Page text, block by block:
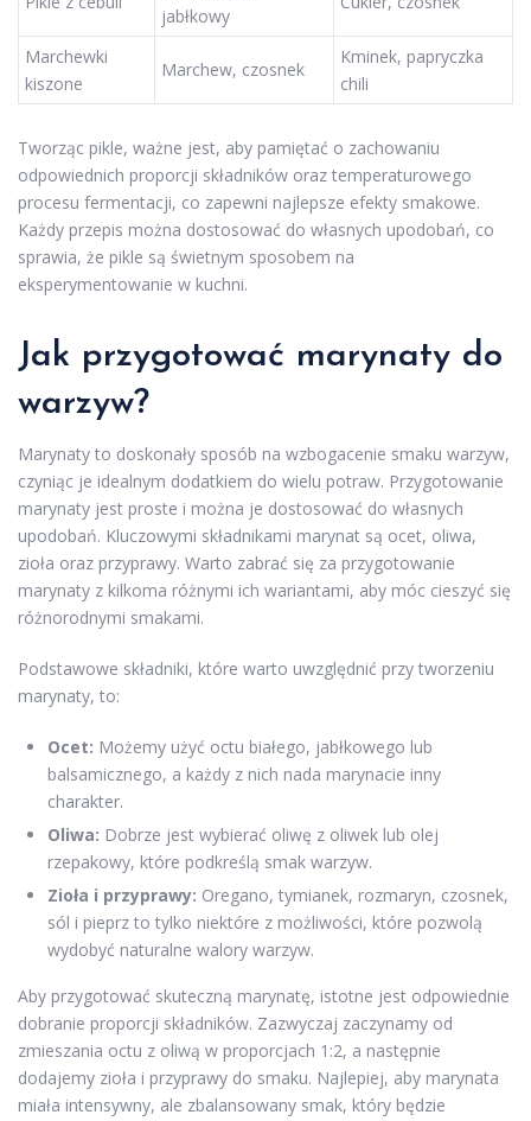
jabłkowy
Marchewki
kiszone
Marchew, czosnek
Kminek, papryczka
chili
Tworząc pikle, ważne jest, aby pamiętać o zachowaniu
odpowiednich proporcji składników oraz temperaturowego
procesu fermentacji, co zapewni najlepsze efekty smakowe.
Każdy przepis można dostosować do własnych upodobań, co
sprawia, że pikle są świetnym sposobem na
eksperymentowanie w kuchni.
Jak przygotować marynaty do
warzyw?
Marynaty to doskonały sposób na wzbogacenie smaku warzyw,
czyniąc je idealnym dodatkiem do wielu potraw. Przygotowanie
marynaty jest proste i można je dostosować do własnych
upodobań. Kluczowymi składnikami marynat są ocet, oliwa,
zioła oraz przyprawy. Warto zabrać się za przygotowanie
marynaty z kilkoma różnymi ich wariantami, aby móc cieszyć się
różnorodnymi smakami.
Podstawowe składniki, które warto uwzględnić przy tworzeniu
marynaty, to:
Ocet: Możemy użyć octu białego, jabłkowego lub
balsamicznego, a każdy z nich nada marynacie inny
charakter.
Oliwa: Dobrze jest wybierać oliwę z oliwek lub olej
rzepakowy, które podkreślą smak warzyw.
Zioła i przyprawy: Oregano, tymianek, rozmaryn, czosnek,
sól i pieprz to tylko niektóre z możliwości, które pozwolą
wydobyć naturalne walory warzyw.
Aby przygotować skuteczną marynatę, istotne jest odpowiednie
dobranie proporcji składników. Zazwyczaj zaczynamy od
zmieszania octu z oliwą w proporcjach 1:2, a następnie
dodajemy zioła i przyprawy do smaku. Najlepiej, aby marynata
miała intensywny, ale zbalansowany smak, który będzie